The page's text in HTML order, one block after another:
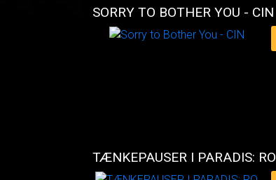
SORRY TO BOTHER YOU - CIN
TÆNKEPAUSER I PARADIS: RO